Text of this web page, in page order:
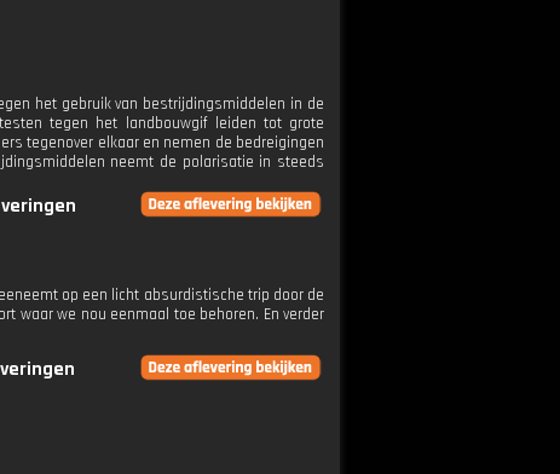
het gebruik van bestrijdingsmiddelen in de
tegen het landbouwgif leiden tot grote
tegenover elkaar en nemen de bedreigingen
neemt de polarisatie in steeds
op een licht absurdistische trip door de
waar we nou eenmaal toe behoren. En verder